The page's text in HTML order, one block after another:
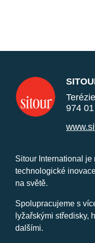
974
Sitour International
technologické
na světě.
Spolupracujeme s
lyžařskými středisky,
dalšími.